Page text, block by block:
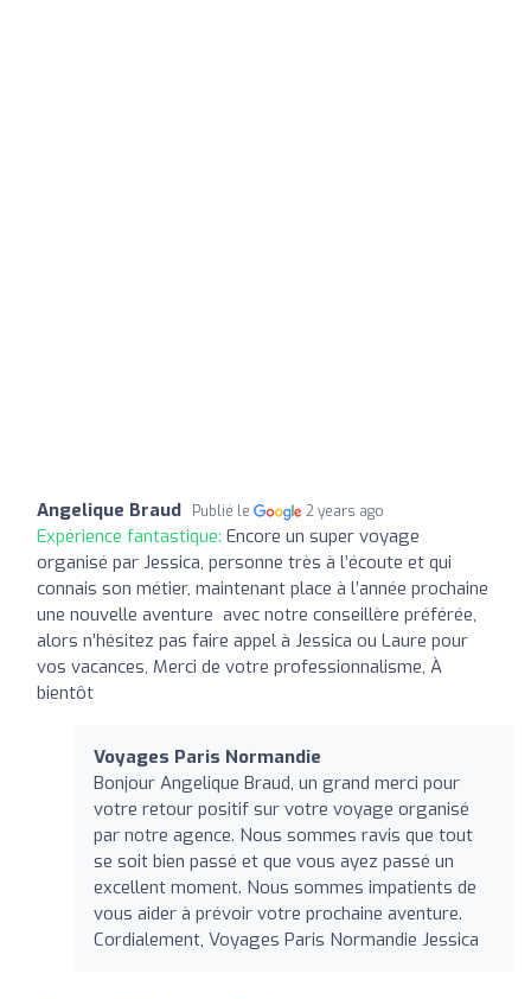
Angelique Braud Publié le 2 years ago
Expérience fantastique: Encore un super voyage
organisé par Jessica, personne très à l’écoute et qui
connais son métier, maintenant place à l’année prochaine
une nouvelle aventure ️ avec notre conseillère préférée,
alors n’hésitez pas faire appel à Jessica ou Laure pour
vos vacances, Merci de votre professionnalisme, À
bientôt
Voyages Paris Normandie
Bonjour Angelique Braud, un grand merci pour
votre retour positif sur votre voyage organisé
par notre agence. Nous sommes ravis que tout
se soit bien passé et que vous ayez passé un
excellent moment. Nous sommes impatients de
vous aider à prévoir votre prochaine aventure.
Cordialement, Voyages Paris Normandie Jessica